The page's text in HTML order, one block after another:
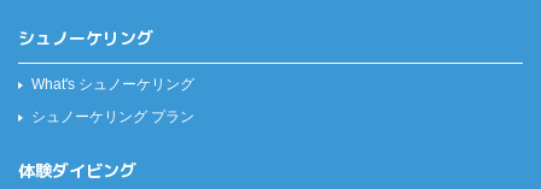
シュノーケリング
What's シュノーケリング
シュノーケリング プラン
体験ダイビング